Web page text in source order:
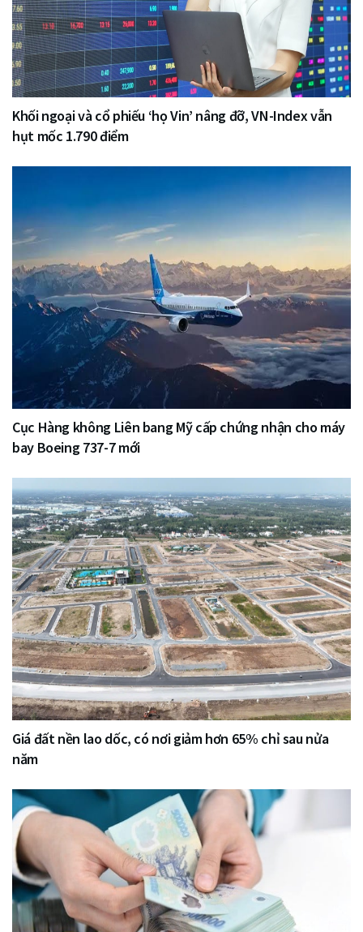
Khối ngoại và cổ phiếu ‘họ Vin’ nâng đỡ, VN-Index vẫn
hụt mốc 1.790 điểm
Cục Hàng không Liên bang Mỹ cấp chứng nhận cho máy
bay Boeing 737-7 mới
Giá đất nền lao dốc, có nơi giảm hơn 65% chỉ sau nửa
năm